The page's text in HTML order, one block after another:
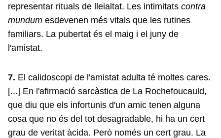
representar rituals de lleialtat. Les intimitats contra
mundum esdevenen més vitals que les rutines
familiars. La pubertat és el maig i el juny de
l'amistat.
7. El calidoscopi de l'amistat adulta té moltes cares.
[...] En l'afirmació sarcàstica de La Rochefoucauld,
que diu que els infortunis d'un amic tenen alguna
cosa que no és del tot desagradable, hi ha un cert
grau de veritat àcida. Però només un cert grau. La